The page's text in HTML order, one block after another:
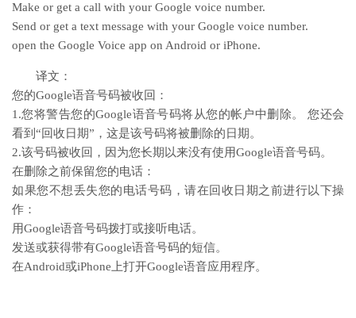
Make or get a call with your Google voice number.
Send or get a text message with your Google voice number.
open the Google Voice app on Android or iPhone.
译文：
您的Google语音号码被收回：
1.您将警告您的Google语音号码将从您的帐户中删除。 您还会
看到“回收日期”，这是该号码将被删除的日期。
2.该号码被收回，因为您长期以来没有使用Google语音号码。
在删除之前保留您的电话：
如果您不想丢失您的电话号码，请在回收日期之前进行以下操
作：
用Google语音号码拨打或接听电话。
发送或获得带有Google语音号码的短信。
在Android或iPhone上打开Google语音应用程序。